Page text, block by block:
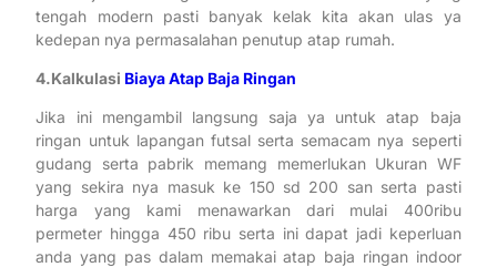
tengah modern pasti banyak kelak kita akan ulas ya
kedepan nya permasalahan penutup atap rumah.
4.Kalkulasi Biaya Atap Baja Ringan
Jika ini mengambil langsung saja ya untuk atap baja
ringan untuk lapangan futsal serta semacam nya seperti
gudang serta pabrik memang memerlukan Ukuran WF
yang sekira nya masuk ke 150 sd 200 san serta pasti
harga yang kami menawarkan dari mulai 400ribu
permeter hingga 450 ribu serta ini dapat jadi keperluan
anda yang pas dalam memakai atap baja ringan indoor